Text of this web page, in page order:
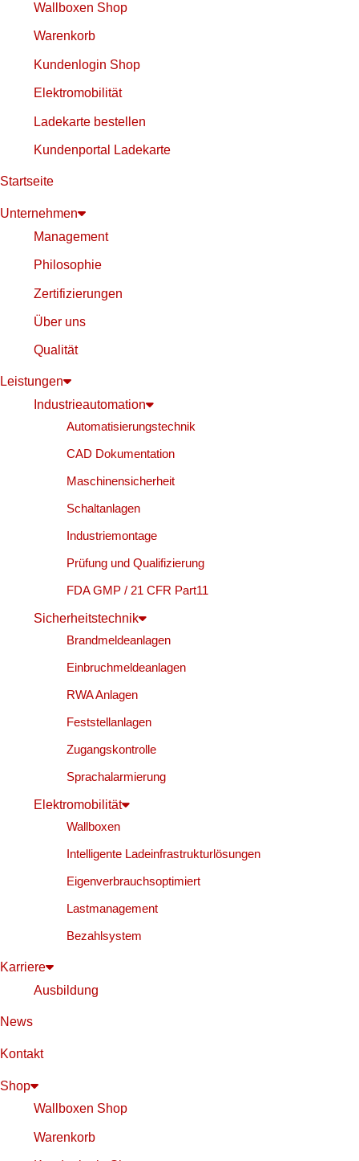
Wallboxen Shop
Warenkorb
Kundenlogin Shop
Elektromobilität
Ladekarte bestellen
Kundenportal Ladekarte
Startseite
Unternehmen
Management
Philosophie
Zertifizierungen
Über uns
Qualität
Leistungen
Industrieautomation
Automatisierungstechnik
CAD Dokumentation
Maschinensicherheit
Schaltanlagen
Industriemontage
Prüfung und Qualifizierung
FDA GMP / 21 CFR Part11
Sicherheitstechnik
Brandmeldeanlagen
Einbruchmeldeanlagen
RWA Anlagen
Feststellanlagen
Zugangskontrolle
Sprachalarmierung
Elektromobilität
Wallboxen
Intelligente Ladeinfrastrukturlösungen
Eigenverbrauchsoptimiert
Lastmanagement
Bezahlsystem
Karriere
Ausbildung
News
Kontakt
Shop
Wallboxen Shop
Warenkorb